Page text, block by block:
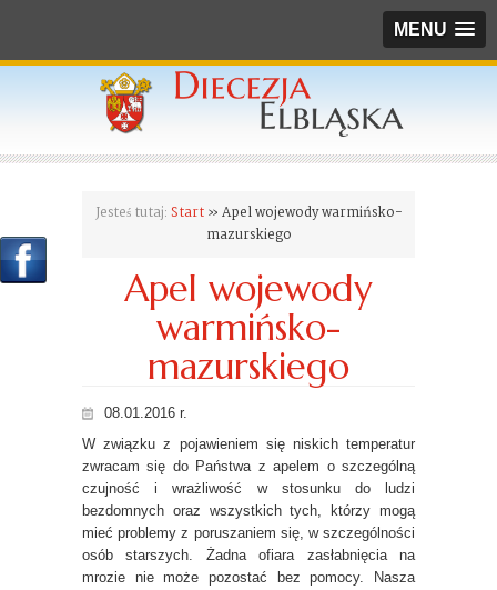
MENU
Jesteś tutaj: Start» Apel wojewody warmińsko-
mazurskiego
Apel wojewody
warmińsko-
mazurskiego
08.01.2016 r.
W związku z pojawieniem się niskich temperatur
zwracam się do Państwa z apelem o szczególną
czujność i wrażliwość w stosunku do ludzi
bezdomnych oraz wszystkich tych, którzy mogą
mieć problemy z poruszaniem się, w szczególności
osób starszych. Żadna ofiara zasłabnięcia na
mrozie nie może pozostać bez pomocy. Nasza